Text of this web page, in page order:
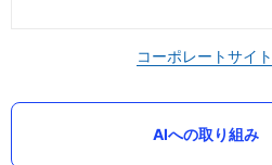
コーポレートサイト
AIへの取り組み